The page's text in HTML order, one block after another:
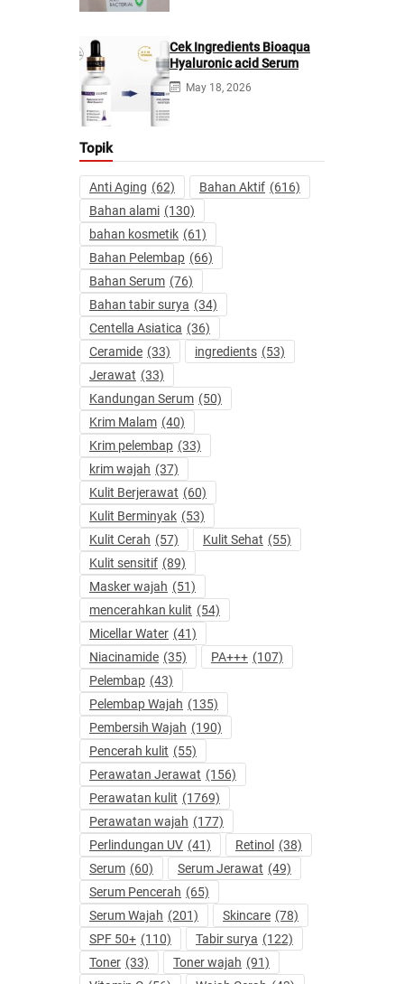
Cek Ingredients Bioaqua
Hyaluronic acid Serum
May 18, 2026
Topik
Anti Aging (62) Bahan Aktif (616)
Bahan alami (130)
bahan kosmetik (61)
Bahan Pelembap (66)
Bahan Serum (76)
Bahan tabir surya (34)
Centella Asiatica (36)
Ceramide (33) ingredients (53)
Jerawat (33)
Kandungan Serum (50)
Krim Malam (40)
Krim pelembap (33)
krim wajah (37)
Kulit Berjerawat (60)
Kulit Berminyak (53)
Kulit Cerah (57) Kulit Sehat (55)
Kulit sensitif (89)
Masker wajah (51)
mencerahkan kulit (54)
Micellar Water (41)
Niacinamide (35) PA+++ (107)
Pelembap (43)
Pelembap Wajah (135)
Pembersih Wajah (190)
Pencerah kulit (55)
Perawatan Jerawat (156)
Perawatan kulit (1769)
Perawatan wajah (177)
Perlindungan UV (41) Retinol (38)
Serum (60) Serum Jerawat (49)
Serum Pencerah (65)
Serum Wajah (201) Skincare (78)
SPF 50+ (110) Tabir surya (122)
Toner (33) Toner wajah (91)